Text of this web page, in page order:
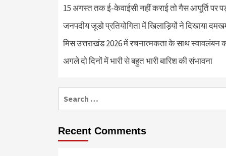
15 अगस्त तक ई-केवाईसी नहीं कराई तो गैस आपूर्ति पर
जनपदीय जूडो प्रतियोगिता में खिलाड़ियों ने दिखाया
मिस उत्तराखंड 2026 में रचनात्मकता के साथ स्वावलंबन
अगले दो दिनों में भारी से बहुत भारी बारिश की संभावना
for:
Recent Comments